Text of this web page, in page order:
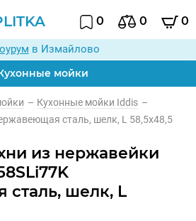
0 0 0
в Измайлово
мойки
– Кухонные мойки Iddis –
сталь, шелк, L 58,5х48,5
из нержавейки
шелк, L